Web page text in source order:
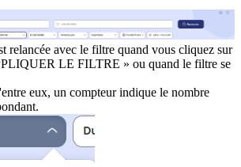
relancée avec le filtre quand vous cliquez sur
LE FILTRE » ou quand le filtre se
eux, un compteur indique le nombre